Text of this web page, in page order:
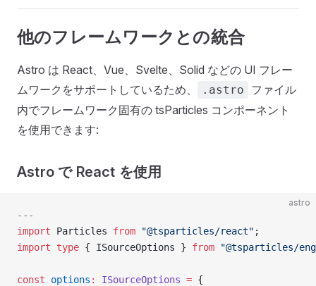
他のフレームワークとの統合
Astro は React、Vue、Svelte、Solid などの UI フレー
ムワークをサポートしているため、
.astro
ファイル
内でフレームワーク固有の tsParticles コンポーネント
を使用できます:
Astro で React を使用
astro
---
import Particles from "@tsparticles/react" ;
import type { ISourceOptions } from "@tsparticles/
const options : ISourceOptions = {